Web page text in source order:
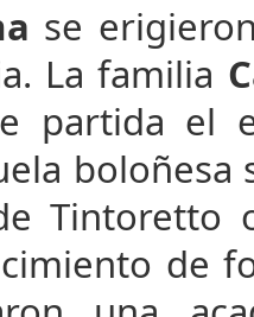
se
La familia
partida el
Tintoretto
de